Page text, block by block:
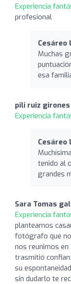
Experiencia
profesional
Cesáreo
Muchas
esa
pili ruiz girones
Experiencia
Cesáreo
tenido al
grandes
Sara Tomas
Experiencia
planteamos
fotógrafo que
nos reunimos
trasmitió
su
sin dudarlo te